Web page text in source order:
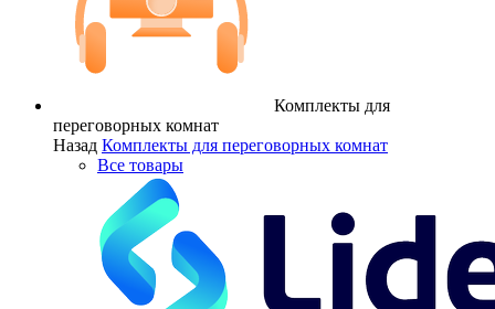
Комплекты для
переговорных комнат
Назад Комплекты для переговорных комнат
Все товары